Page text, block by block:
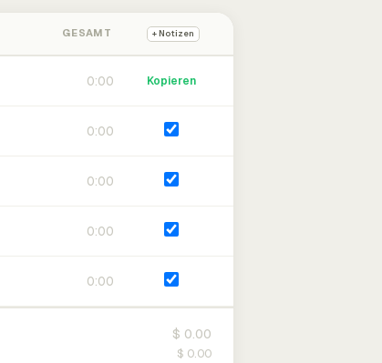
GESAMT + Notizen
0:00 Kopieren
0:00
0:00
0:00
0:00
$ 0.00
$ 0.00